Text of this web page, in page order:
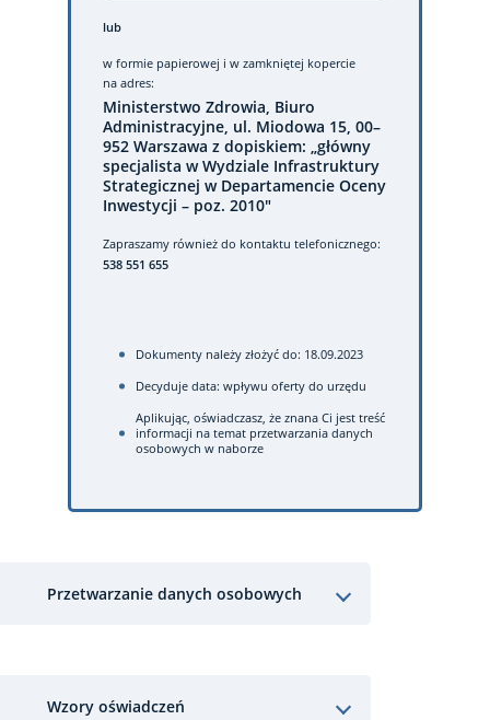
lub
w formie papierowej i w zamkniętej kopercie
na adres:
Ministerstwo Zdrowia, Biuro
Administracyjne, ul. Miodowa 15, 00–
952 Warszawa z dopiskiem: „główny
specjalista w Wydziale Infrastruktury
Strategicznej w Departamencie Oceny
Inwestycji – poz. 2010"
Zapraszamy również do kontaktu telefonicznego:
538 551 655
Dokumenty należy złożyć do: 18.09.2023
Decyduje data: wpływu oferty do urzędu
Aplikując, oświadczasz, że znana Ci jest treść
informacji na temat przetwarzania danych
osobowych w naborze
Przetwarzanie danych osobowych
Wzory oświadczeń